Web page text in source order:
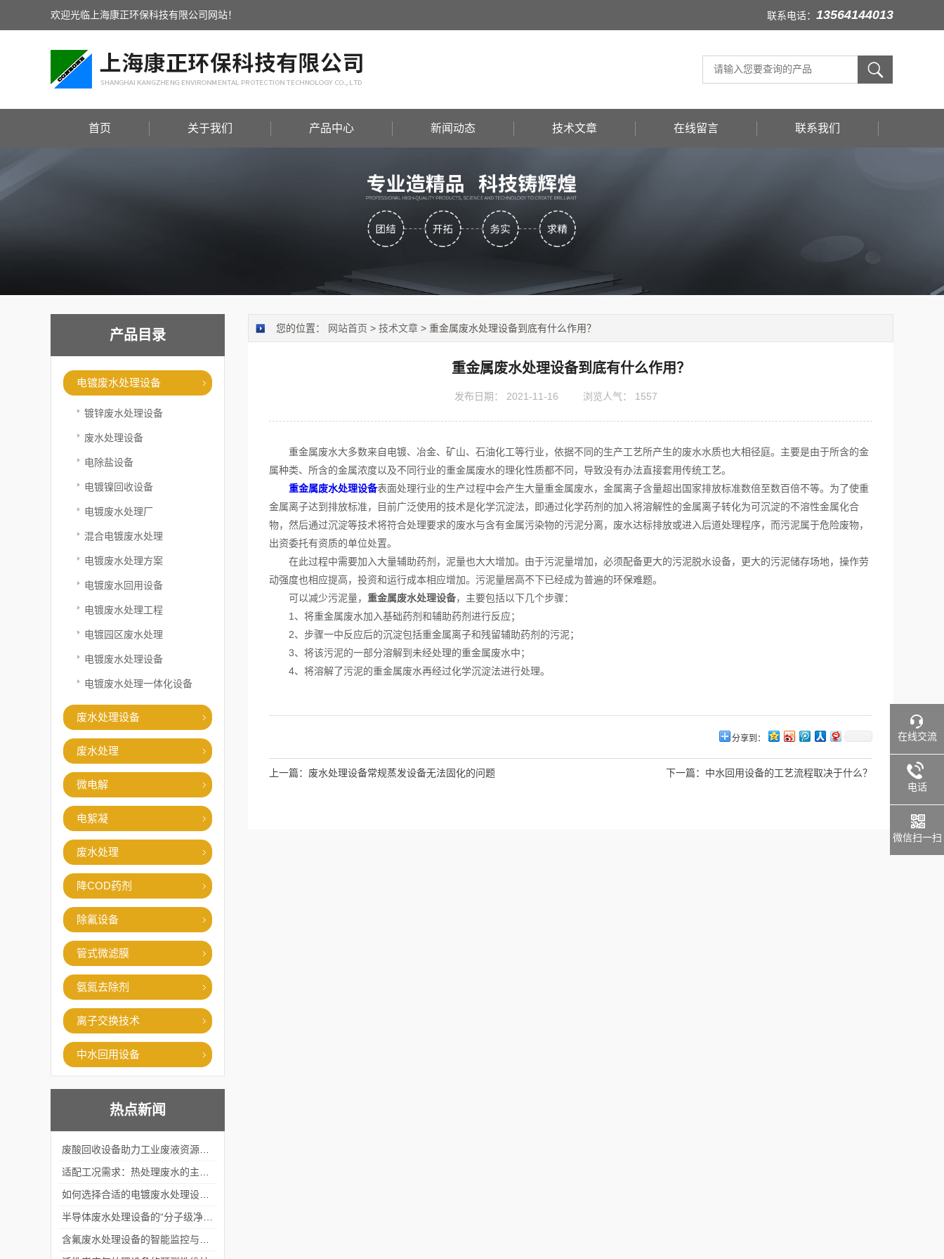
欢迎光临上海康正环保科技有限公司网站！ 联系电话： 13564144013
首页 关于我们 产品中心 新闻动态 技术文章 在线留言 联系我们
产品目录
电镀废水处理设备
镀锌废水处理设备
废水处理设备
电除盐设备
电镀镍回收设备
电镀废水处理厂
混合电镀废水处理
电镀废水处理方案
电镀废水回用设备
电镀废水处理工程
电镀园区废水处理
电镀废水处理设备
电镀废水处理一体化设备
废水处理设备
废水处理
微电解
电絮凝
废水处理
降COD药剂
除氟设备
管式微滤膜
氨氮去除剂
离子交换技术
中水回用设备
热点新闻
您的位置： 网站首页 > 技术文章 > 重金属废水处理设备到底有什么作用？
重金属废水处理设备到底有什么作用？
发布日期： 2021-11-16 浏览人气： 1557
重金属废水大多数来自电镀、冶金、矿山、石油化工等行业，依据不同的生产工艺所产生的废水水质也大相径庭。主要是由于所含的金
属种类、所含的金属浓度以及不同行业的重金属废水的理化性质都不同，导致没有办法直接套用传统工艺。
重金属废水处理设备表面处理行业的生产过程中会产生大量重金属废水，金属离子含量超出国家排放标准数倍至数百倍不等。为了使重
金属离子达到排放标准，目前广泛使用的技术是化学沉淀法，即通过化学药剂的加入将溶解性的金属离子转化为可沉淀的不溶性金属化合
物，然后通过沉淀等技术将符合处理要求的废水与含有金属污染物的污泥分离，废水达标排放或进入后道处理程序，而污泥属于危险废物，
出资委托有资质的单位处置。
在此过程中需要加入大量辅助药剂，泥量也大大增加。由于污泥量增加，必须配备更大的污泥脱水设备，更大的污泥储存场地，操作劳
动强度也相应提高，投资和运行成本相应增加。污泥量居高不下已经成为普遍的环保难题。
可以减少污泥量， 重金属废水处理设备，主要包括以下几个步骤：
1、将重金属废水加入基础药剂和辅助药剂进行反应；
2、步骤一中反应后的沉淀包括重金属离子和残留辅助药剂的污泥；
3、将该污泥的一部分溶解到未经处理的重金属废水中；
4、将溶解了污泥的重金属废水再经过化学沉淀法进行处理。
分享到：
上一篇： 废水处理设备常规蒸发设备无法固化的问题 下一篇： 中水回用设备的工艺流程取决于什么？
在线交流
电话
微信扫一扫